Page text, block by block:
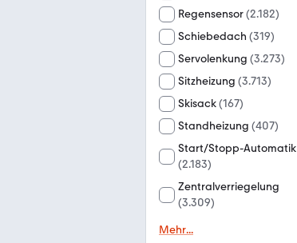
Regensensor(2.182)
Schiebedach (319)
Servolenkung (3.273)
Sitzheizung (3.713)
Skisack(167)
Standheizung (407)
Start/Stopp-Automatik
(2.183)
Zentralverriegelung
(3.309)
Mehr...